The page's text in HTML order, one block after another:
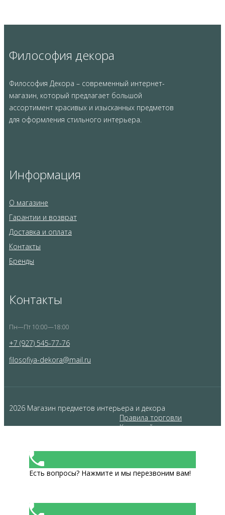
Философия декора
Философия Декора – современный интернет-
магазин, который предлагает большой
ассортимент красивых и изысканных предметов
для оформления стильного интерьера.
Информация
О магазине
Гарантии и возврат
Доставка и оплата
Контакты
Бренды
Контакты
Пн—Пт 10:00—18:00
+7 (927) 545-77-76
filosofiya-dekora@mail.ru
2026 Магазин предметов интерьера и декора
Правила торговли
Карта сайта
Есть вопросы? Нажмите и мы перезвоним вам!